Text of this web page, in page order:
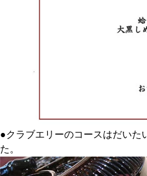
●クラブエリーのコースはだいた
た。